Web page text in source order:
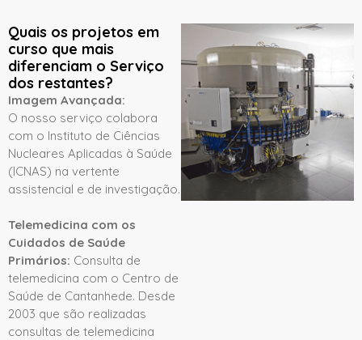
Quais os projetos em
curso que mais
diferenciam o Serviço
dos restantes?
Imagem Avançada:
O nosso serviço colabora
com o Instituto de Ciências
Nucleares Aplicadas à Saúde
(ICNAS) na vertente
assistencial e de investigação.
Telemedicina com os
Cuidados de Saúde
Primários: Consulta de
telemedicina com o Centro de
Saúde de Cantanhede. Desde
2003 que são realizadas
consultas de telemedicina